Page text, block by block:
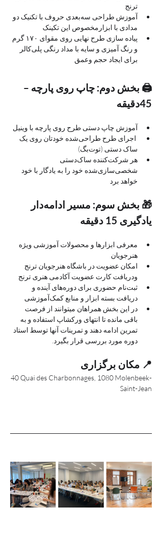
ترنج
آموزش طراحی سه‌بعدی حروف با تکنیک دو
مدادی با ابزارمخصوص این تکینک
پیاده سازی طرح نهایی روی مقوای ۱۷۰ گرم
و رنگ آمیزی و سایه با مداد رنگی پلی‌کالر
برای ایجاد حجم وعمق
🖨 بخش دوم: چاپ روی پارچه –
45دقیقه
آموزش چاپ دستی طرح روی پارچه با وینیل
اجرای طرح طراحی‌شده خودتان روی یک
ساک دستی (توت‌بگ)
هر شرکت‌کننده ساک‌دستی
شخصی‌سازی‌شده خود را به یادگار با خود
خواهد برد
🎁 بخش سوم: مسیر ادامه‌دار
یادگیری 15 دقیقه
معرفی ابزارها و محصولات آموزشی ویژه
هنرجویان
امکان عضویت در باشگاه هنرجویان ترنج
ودریافت کارت عضویت آکادمی هنری ترنج
ثبت‌نام حضوری برای دوره‌های آینده و
دریافت بسته ابزار و منابع کمک‌آموزشی
در این بخش همراهان میتوانند از فرصت
باقی مانده تا انتهای ورکشاپ استفاده و به
تمرین ادامه دهند و تمرینات آنها توسط استاد
دوره مورد بررسی قرار بگیرد.
📍 مکان برگزاری
40 Quai des Charbonnages, 1080 Molenbeek-
Saint-Jean